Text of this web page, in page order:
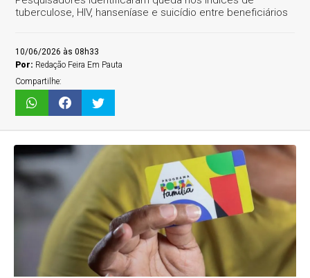
tuberculose, HIV, hanseníase e suicídio entre beneficiários
10/06/2026 às 08h33
Por: Redação Feira Em Pauta
Compartilhe: